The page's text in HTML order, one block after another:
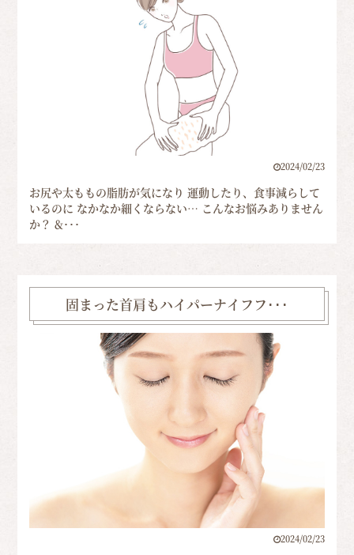
2024/02/23
お尻や太ももの脂肪が気になり 運動したり、食事減らして
いるのに なかなか細くならない… こんなお悩みありません
か？ &･･･
固まった首肩もハイパーナイフフ･･･
2024/02/23